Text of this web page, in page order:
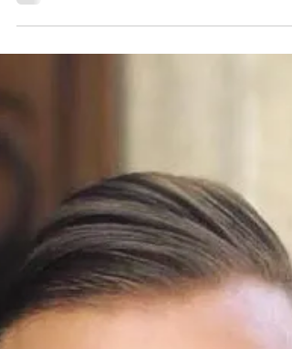
ILE WYNOSZĄ TYGODNIOWE
ŚWIADCZENIA WORKERS’
COMPENSATION? Miałeś wypadek w
długoletnim...